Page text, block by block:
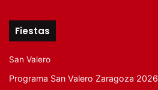
Fiestas
San Valero
Programa San Valero Zaragoza 2026